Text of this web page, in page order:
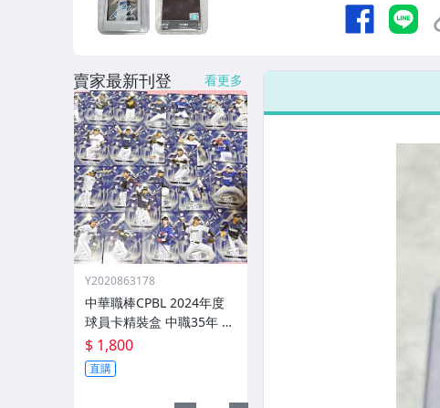
賣家最新刊登 看更多
Y2020863178
中華職棒CPBL 2024年度
球員卡精裝盒 中職35年 明
星賽特卡 全套62張不重複
周思齊 王威晨 詹子賢 江坤
宇 陳傑憲 陳晨威 陳重羽
林安可 戴培峰 等
$ 1,800
直購